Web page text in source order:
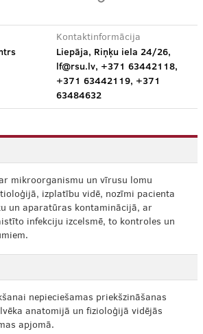
Kontaktinformācija
Liepāja, Riņķu iela 24/26,
lf@rsu.lv, +371 63442118,
+371 63442119, +371
63484632
mikroorganismu un vīrusu lomu
izplatību vidē, nozīmi pacienta
un aparatūras kontaminācijā, ar
infekciju izcelsmē, to kontroles un
nepieciešamas priekšzināšanas
anatomijā un fizioloģijā vidējās
apjomā.